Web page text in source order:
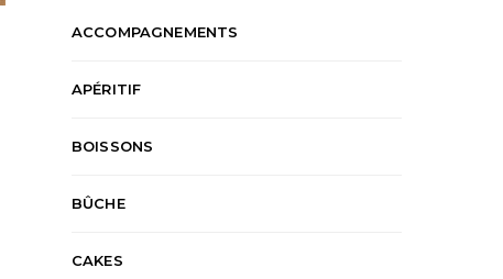
ACCOMPAGNEMENTS
APÉRITIF
BOISSONS
BÛCHE
CAKES